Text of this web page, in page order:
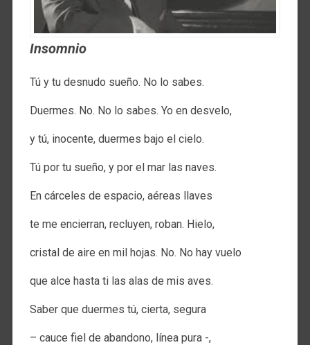
Insomnio
Tú y tu desnudo sueño. No lo sabes.
Duermes. No. No lo sabes. Yo en desvelo,
y tú, inocente, duermes bajo el cielo.
Tú por tu sueño, y por el mar las naves.
En cárceles de espacio, aéreas llaves
te me encierran, recluyen, roban. Hielo,
cristal de aire en mil hojas. No. No hay vuelo
que alce hasta ti las alas de mis aves.
Saber que duermes tú, cierta, segura
– cauce fiel de abandono, línea pura -,